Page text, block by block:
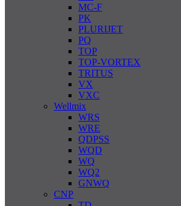
MC-F
PK
PLURIJET
PQ
TOP
TOP-VORTEX
TRITUS
VX
VXC
Wellmix
WRS
WRE
QDPSS
WQD
WQ
WQ2
GNWQ
CNP